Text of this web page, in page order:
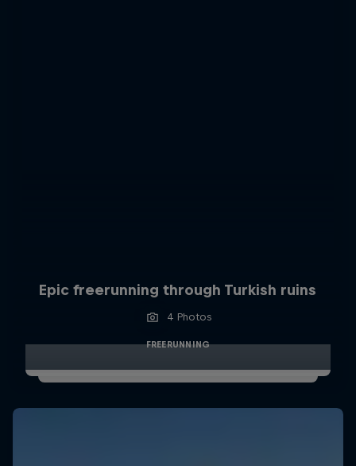
Epic freerunning through Turkish ruins
4 Photos
FREERUNNING